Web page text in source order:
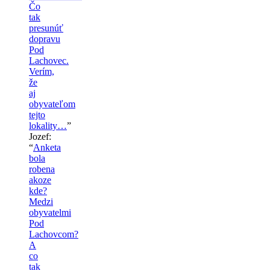
Čo
tak
presunúť
dopravu
Pod
Lachovec.
Verím,
že
aj
obyvateľom
tejto
lokality…”
Jozef:
“Anketa
bola
robena
akoze
kde?
Medzi
obyvatelmi
Pod
Lachovcom?
A
co
tak